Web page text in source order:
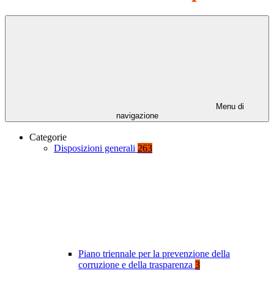
Menu di
navigazione
Categorie
Disposizioni generali 263
Piano triennale per la prevenzione della
corruzione e della trasparenza 3